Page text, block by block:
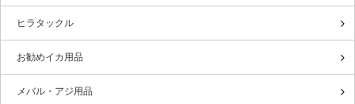
ヒラタックル
お勧めイカ用品
メバル・アジ用品